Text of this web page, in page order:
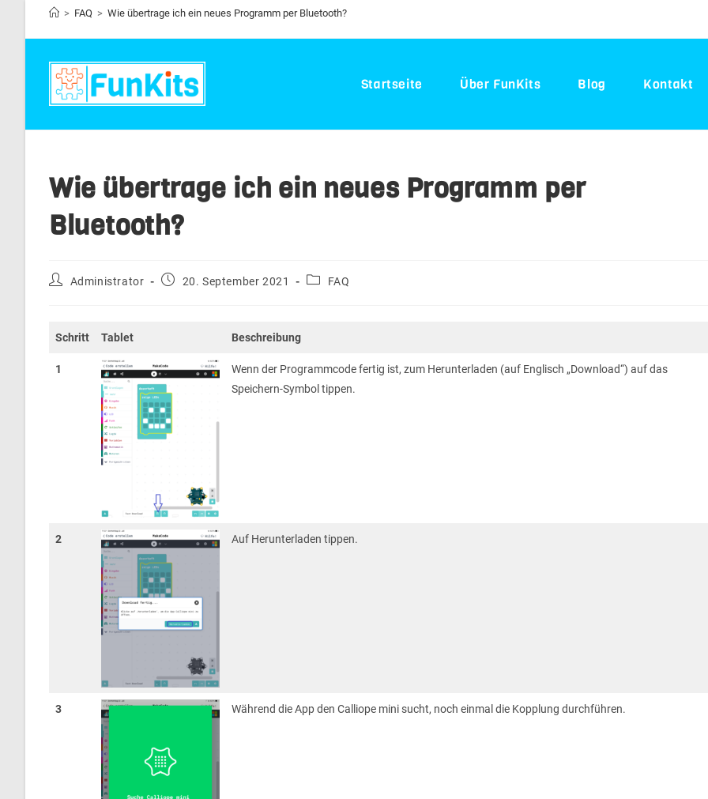
> FAQ > Wie übertrage ich ein neues Programm per Bluetooth?
Startseite Über FunKits Blog Kontakt
Wie übertrage ich ein neues Programm per
Bluetooth?
Beitrags-
Administrator
Beitrag20. September 2021
Beitrags-
FAQ
Schritt Tablet Beschreibung
1
Wenn der Programmcode fertig ist, zum Herunterladen (auf Englisch „Download“) auf das
Speichern-Symbol tippen.
2 Auf Herunterladen tippen.
3 Während die App den Calliope mini sucht, noch einmal die Kopplung durchführen.